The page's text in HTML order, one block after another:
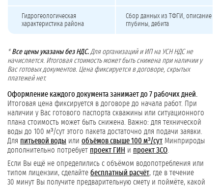
Гидрогеологическая
характеристика района
Сбор данных из ТФГИ, описание
глубины, дебита
* Все цены указаны без НДС. Для организаций и ИП на УСН НДС не
начисляется. Итоговая стоимость может быть снижена при наличии у
Вас готовых документов. Цена фиксируется в договоре, скрытых
платежей нет.
Оформление каждого документа занимает до 7 рабочих дней.
Итоговая цена фиксируется в договоре до начала работ. При
наличии у Вас готового паспорта скважины или ситуационного
плана стоимость может быть снижена. Важно: для технической
воды до 100 м³/сут этого пакета достаточно для подачи заявки.
Для питьевой воды или объёмов свыше 100 м³/сут Минприроды
дополнительно потребует проект ГИН и проект ЗСО
Если Вы ещё не определились с объёмом водопотребления или
типом лицензии, сделайте бесплатный расчёт, где в течение
30 минут Вы получите предварительную смету и поймёте, какой